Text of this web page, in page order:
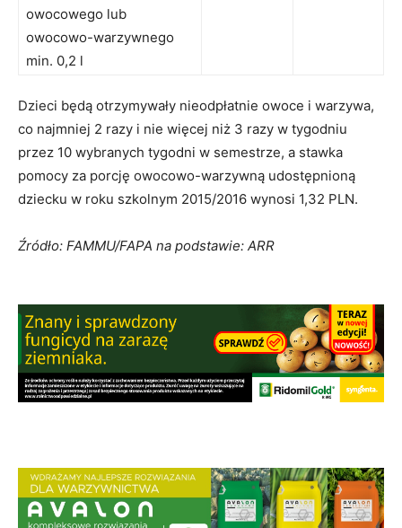
owocowego lub
owocowo-warzywnego
min. 0,2 l
Dzieci będą otrzymywały nieodpłatnie owoce i warzywa,
co najmniej 2 razy i nie więcej niż 3 razy w tygodniu
przez 10 wybranych tygodni w semestrze, a stawka
pomocy za porcję owocowo-warzywną udostępnioną
dziecku w roku szkolnym 2015/2016 wynosi 1,32 PLN.
Źródło: FAMMU/FAPA na podstawie: ARR